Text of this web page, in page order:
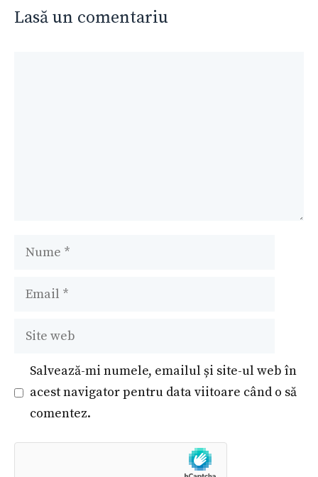
Lasă un comentariu
Nume
Email
Site
Salvează-mi numele, emailul și site-ul web în
acest navigator pentru data viitoare când o să
comentez.